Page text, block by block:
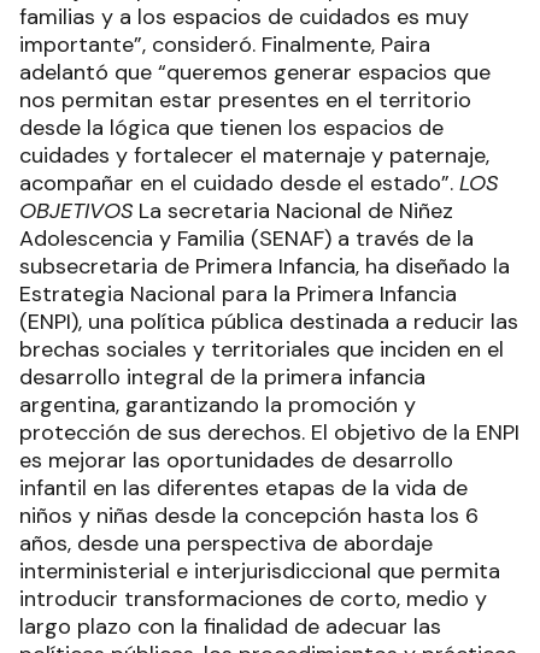
familias y a los espacios de cuidados es muy
importante”, consideró. Finalmente, Paira
adelantó que “queremos generar espacios que
nos permitan estar presentes en el territorio
desde la lógica que tienen los espacios de
cuidades y fortalecer el maternaje y paternaje,
acompañar en el cuidado desde el estado”. LOS
OBJETIVOS La secretaria Nacional de Niñez
Adolescencia y Familia (SENAF) a través de la
subsecretaria de Primera Infancia, ha diseñado la
Estrategia Nacional para la Primera Infancia
(ENPI), una política pública destinada a reducir las
brechas sociales y territoriales que inciden en el
desarrollo integral de la primera infancia
argentina, garantizando la promoción y
protección de sus derechos. El objetivo de la ENPI
es mejorar las oportunidades de desarrollo
infantil en las diferentes etapas de la vida de
niños y niñas desde la concepción hasta los 6
años, desde una perspectiva de abordaje
interministerial e interjurisdiccional que permita
introducir transformaciones de corto, medio y
largo plazo con la finalidad de adecuar las